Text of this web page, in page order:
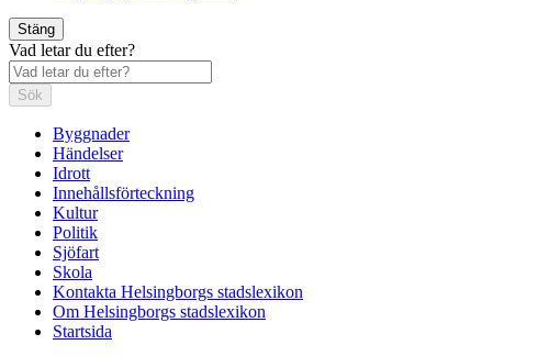
Stäng
Vad letar du efter?
Sök
Byggnader
Händelser
Idrott
Innehållsförteckning
Kultur
Politik
Sjöfart
Skola
Kontakta Helsingborgs stadslexikon
Om Helsingborgs stadslexikon
Startsida